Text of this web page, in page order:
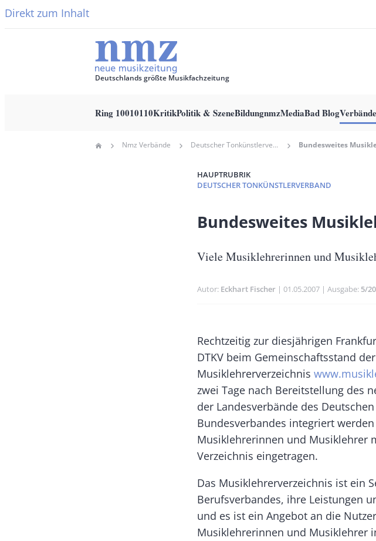
Direkt zum Inhalt
Deutschlands größte Musikfachzeitung
navigation
Ring 10010110KritikPolitik & SzeneBildungnmzMediaBad BlogVerbände
Home Nmz Verbände Deutscher Tonkünstlerverband
HAUPTRUBRIK
DEUTSCHER TONKÜNSTLERVERBAND
Banner
Size
Bundesweites
Untertitel
Viele Musiklehrerinnen und
Autor Eckhart Fischer Publikationsdatum
01.05.2007 Ausgabe 5/
Rectangle
Left
Body
Rechtzeitig zur diesjährigen
DTKV beim Gemeinschaftsstand
Musiklehrerverzeichnis
zwei Tage nach Bereitstellung des
der Landesverbände des
Bundesverbandes integriert
Musiklehrerinnen und Musiklehrer
Verzeichnis eingetragen.
Das Musiklehrerverzeichnis ist ein
Berufsverbandes, ihre Leistungen
und es ist ein Angebot an die
Musiklehrerinnen und Musiklehrer